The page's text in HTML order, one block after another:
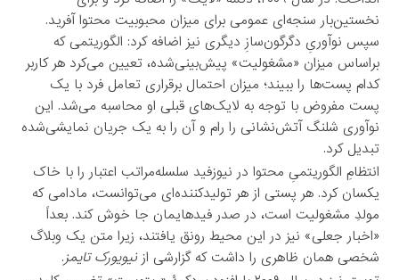
نخستین‌بار سنجه‌ای عمومی برای میزان محبوبیت محتوا آفرید.
سپس نوآوریِ دگرگون‌سازِ دیگری نیز اضافه کرد: الگوریتمی که
براساس میزان «مشغولیت» پیش‌بینی‌شده، تعیین می‌کرد هر کاربر
کدام پست‌ها را ببیند؛ میزان احتمال برقراری تعامل فرد با یک
پست مفروض با توجه به لایک‌های قبلی او محاسبه می‌شد. این
نوآوری شلنگ آتش‌نشانی را رام و آن را به یک جریان نمایشی‌شده
تبدیل کرد.
انتظامِ الگوریتمیِ محتوا در نیوزفید سلسله‌مراتب اعتبار را با خاک
یکسان کرد. هر پستی از هر تولیدکننده‌ای می‌توانست، مادامی که
مولدِ مشغولیت است، در صدر فیدهایمان جا خوش کند. بعداً
«اخبار جعلی» نیز در این محیط رونق یافتند، زیرا متن یک وبلاگ
شخصی همان ظاهری را داشت که گزارشی ازنیویورک تایمز.